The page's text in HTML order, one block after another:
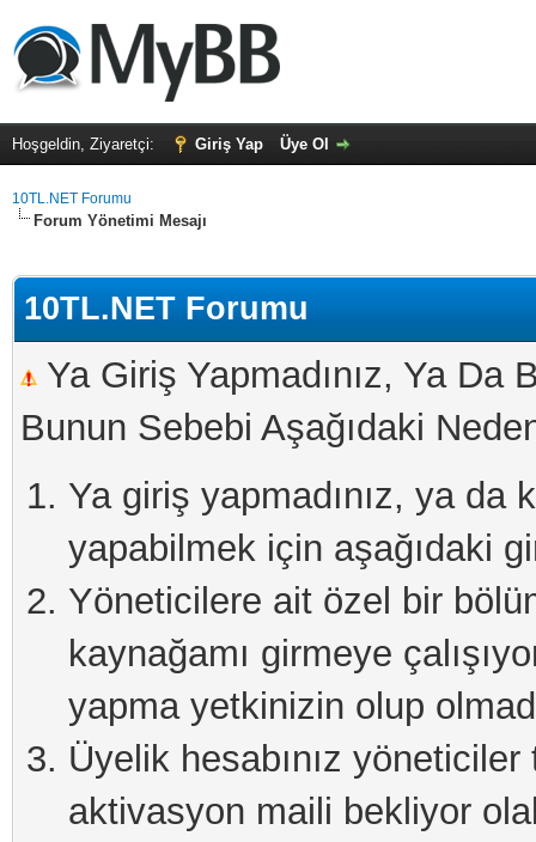
Hoşgeldin, Ziyaretçi: Giriş Yap Üye Ol
10TL.NET Forumu
Forum Yönetimi Mesajı
10TL.NET Forumu
Ya Giriş Yapmadınız, Ya
Bunun Sebebi Aşağıdaki
Ya giriş yapmadınız, ya da
yapabilmek için aşağıdaki
Yöneticilere ait özel bir
kaynağamı girmeye
yapma yetkinizin olup
Üyelik hesabınız
aktivasyon maili bekliyor